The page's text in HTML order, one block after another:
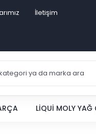
İletişim
LIQUI MOLY YAĞ